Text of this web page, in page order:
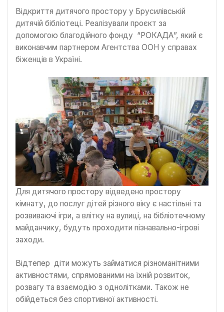
Відкриття дитячого простору у Брусилівській
дитячій бібліотеці. Реалізували проєкт за
допомогою благодійного фонду “РОКАДА”, який є
виконавчим партнером Агентства ООН у справах
біженців в Україні.
Для дитячого простору відведено простору
кімнату, до послуг дітей різного віку є настільні та
розвиваючі ігри, а влітку на вулиці, на бібліотечному
майданчику, будуть проходити пізнавально-ігрові
заходи.
Відтепер діти можуть займатися різноманітними
активностями, спрямованими на їхній розвиток,
розвагу та взаємодію з однолітками. Також не
обійдеться без спортивної активності.